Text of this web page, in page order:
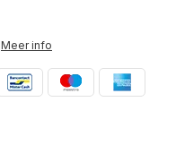
Meer info